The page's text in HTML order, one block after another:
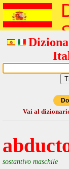
Vai al
sostantivo maschile